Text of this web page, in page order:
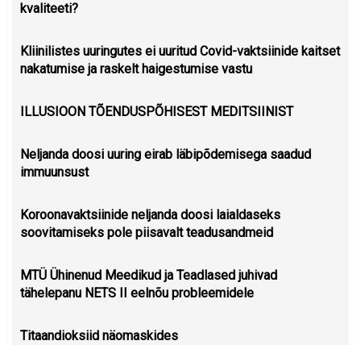
kvaliteeti?
Kliinilistes uuringutes ei uuritud Covid-vaktsiinide kaitset
nakatumise ja raskelt haigestumise vastu
ILLUSIOON TÕENDUSPÕHISEST MEDITSIINIST
Neljanda doosi uuring eirab läbipõdemisega saadud
immuunsust
Koroonavaktsiinide neljanda doosi laialdaseks
soovitamiseks pole piisavalt teadusandmeid
MTÜ Ühinenud Meedikud ja Teadlased juhivad
tähelepanu NETS II eelnõu probleemidele
Titaandioksiid näomaskides